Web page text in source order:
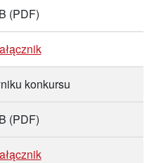
(PDF)
konkursu
(PDF)